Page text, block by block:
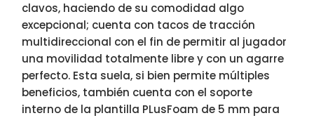
clavos, haciendo de su comodidad algo
excepcional; cuenta con tacos de tracción
multidireccional con el fin de permitir al jugador
una movilidad totalmente libre y con un agarre
perfecto. Esta suela, si bien permite múltiples
beneficios, también cuenta con el soporte
interno de la plantilla PLusFoam de 5 mm para